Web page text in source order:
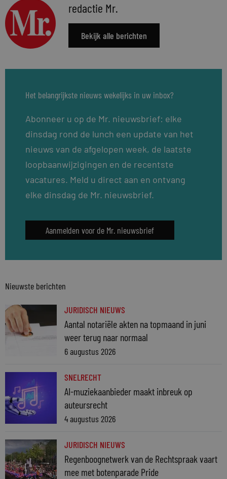
redactie Mr.
Bekijk alle berichten
Het belangrijkste nieuws wekelijks in uw inbox?
Abonneer u op de Mr. nieuwsbrief: elke
dinsdag rond de lunch een update van het
nieuws van de afgelopen week, de laatste
loopbaanwijzigingen en de recentste
vacatures. Meld u direct aan en ontvang
elke dinsdag de Mr. nieuwsbrief.
Aanmelden voor de Mr. nieuwsbrief
Nieuwste berichten
JURIDISCH NIEUWS
Aantal notariële akten na topmaand in juni
weer terug naar normaal
6 augustus 2026
SNELRECHT
AI-muziekaanbieder maakt inbreuk op
auteursrecht
4 augustus 2026
JURIDISCH NIEUWS
Regenboognetwerk van de Rechtspraak vaart
mee met botenparade Pride